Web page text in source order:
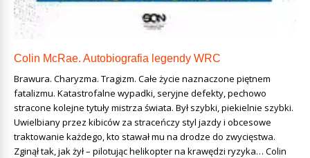
Colin McRae. Autobiografia legendy WRC
Brawura. Charyzma. Tragizm. Całe życie naznaczone piętnem
fatalizmu. Katastrofalne wypadki, seryjne defekty, pechowo
stracone kolejne tytuły mistrza świata. Był szybki, piekielnie szybki.
Uwielbiany przez kibiców za straceńczy styl jazdy i obcesowe
traktowanie każdego, kto stawał mu na drodze do zwycięstwa.
Zginął tak, jak żył – pilotując helikopter na krawędzi ryzyka… Colin